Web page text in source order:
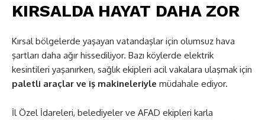
KIRSALDA HAYAT DAHA ZOR
Kırsal bölgelerde yaşayan vatandaşlar için olumsuz hava
şartları daha ağır hissediliyor. Bazı köylerde elektrik
kesintileri yaşanırken, sağlık ekipleri acil vakalara ulaşmak için
paletli araçlar ve iş makineleriyle müdahale ediyor.
İl Özel İdareleri, belediyeler ve AFAD ekipleri karla